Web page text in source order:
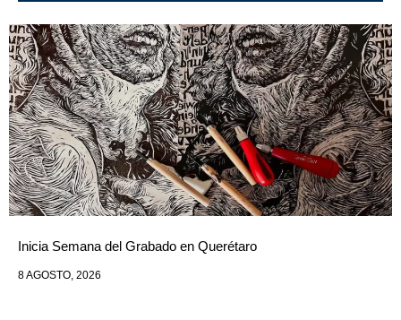
Inicia Semana del Grabado en Querétaro
8 AGOSTO, 2026